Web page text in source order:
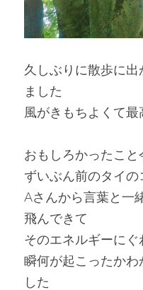
久しぶりに散歩に
ました
風がきもちよくて最
おもしろかったこと
ずいぶん前のタイの
Aさんから言葉と一
飛んできて
そのエネルギーに
瞬何が起こったかわ
した